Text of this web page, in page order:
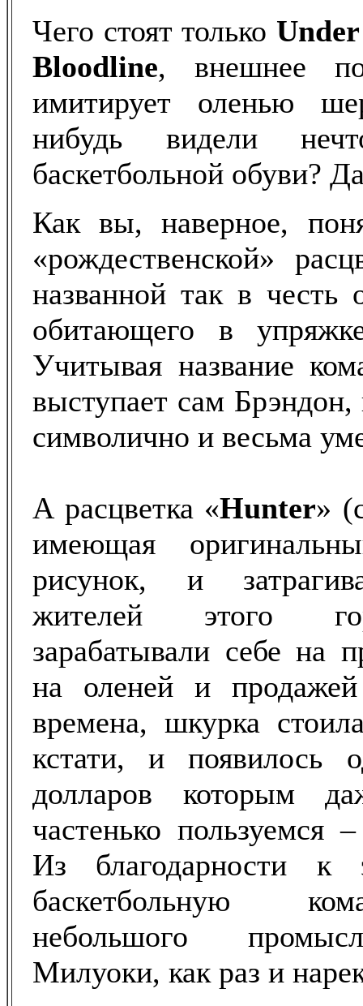
Чего стоят только
Bloodline, внешнее
имитирует оленью
нибудь видели
баскетбольной обуви?
Как вы, наверное,
«рождественской»
названной так в честь
обитающего в
Учитывая название
выступает сам Брэндон,
символично и весьма
А расцветка «Hunter»
имеющая
рисунок, и
жителей этого
зарабатывали себе на
на оленей и
времена, шкурка
кстати, и появилось
долларов которым
частенько пользуемся
Из благодарности к
баскетбольную
небольшого
Милуоки, как раз и